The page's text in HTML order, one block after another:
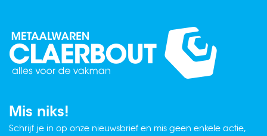
Mis niks!
Schrijf je in op onze nieuwsbrief en mis geen enkele actie,